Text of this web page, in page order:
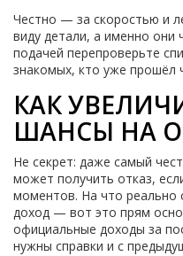
Честно — за скоростью и
виду детали, а именно они
подачей перепроверьте
знакомых, кто уже прошёл
КАК
ШАНСЫ НА
Не секрет: даже самый
может получить отказ,
моментов. На что реально
доход — вот это прям
официальные доходы за
нужны справки и с